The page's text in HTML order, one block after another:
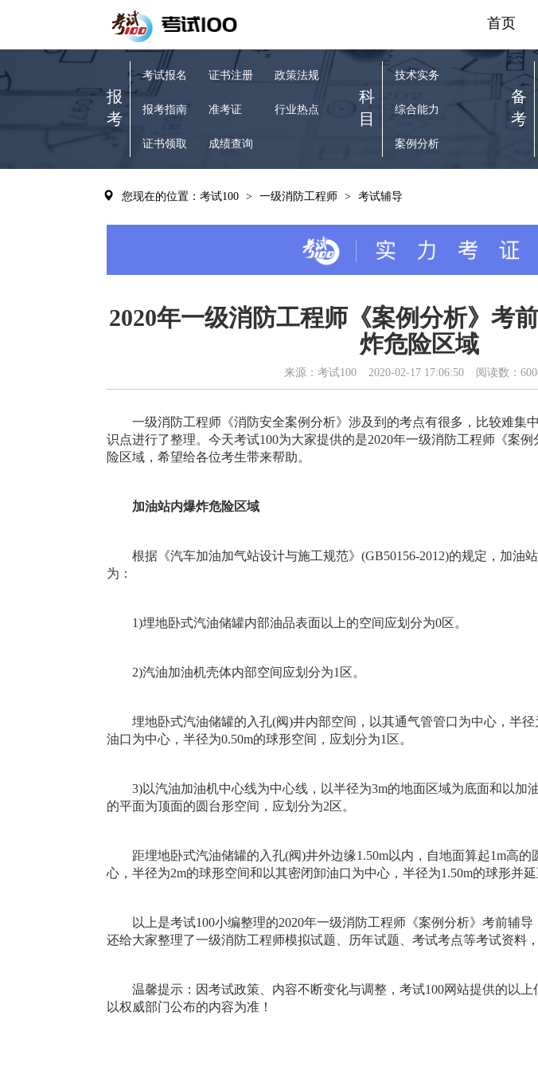
首页
报
考
考试报名
报考指南
证书领取
证书注册
准考证
成绩查询
政策法规
行业热点
科
目
技术实务
综合能力
案例分析
备
考
您现在的位置：考试100 > 一级消防工程师 > 考试辅导
2020年一级消防工程师《案例分析》考
炸危险区域
来源：考试100 2020-02-17 17:06:50 阅读数：
一级消防工程师《消防安全案例分析》涉及到的考点有很多，比较难集
识点进行了整理。今天考试100为大家提供的是2020年一级消防工程师《案
险区域，希望给各位考生带来帮助。
加油站内爆炸危险区域
根据《汽车加油加气站设计与施工规范》(GB50156-2012)的规定，加油
为：
1)埋地卧式汽油储罐内部油品表面以上的空间应划分为0区。
2)汽油加油机壳体内部空间应划分为1区。
埋地卧式汽油储罐的入孔(阀)井内部空间，以其通气管管口为中心，半径
油口为中心，半径为0.50m的球形空间，应划分为1区。
3)以汽油加油机中心线为中心线，以半径为3m的地面区域为底面和以加油
的平面为顶面的圆台形空间，应划分为2区。
距埋地卧式汽油储罐的入孔(阀)井外边缘1.50m以内，自地面算起1m高的
心，半径为2m的球形空间和以其密闭卸油口为中心，半径为1.50m的球形并
以上是考试100小编整理的2020年一级消防工程师《案例分析》考前辅导
还给大家整理了一级消防工程师模拟试题、历年试题、考试考点等考试资料
温馨提示：因考试政策、内容不断变化与调整，考试100网站提供的以上
以权威部门公布的内容为准！